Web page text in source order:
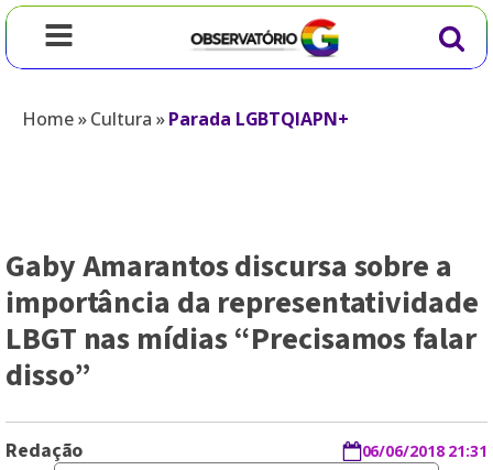
Home»Cultura »Parada LGBTQIAPN+
Gaby Amarantos discursa sobre a
importância da representatividade
LBGT nas mídias “Precisamos falar
disso”
Redação 06/06/2018 21:31